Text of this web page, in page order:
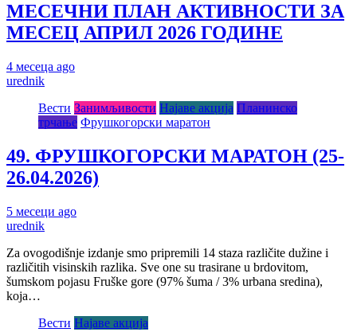
МЕСЕЧНИ ПЛАН АКТИВНОСТИ ЗА
МЕСЕЦ АПРИЛ 2026 ГОДИНЕ
4 месеца ago
urednik
Вести Занимљивости Најаве акција Планинско
трчање Фрушкогорски маратон
49. ФРУШКОГОРСКИ МАРАТОН (25-
26.04.2026)
5 месеци ago
urednik
Za ovogodišnje izdanje smo pripremili 14 staza različite dužine i
različitih visinskih razlika. Sve one su trasirane u brdovitom,
šumskom pojasu Fruške gore (97% šuma / 3% urbana sredina),
koja…
Вести Најаве акција